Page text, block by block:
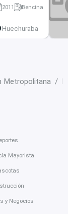
2011
Bencina
Huechuraba
Metropolitana
Mayorista
y Negocios